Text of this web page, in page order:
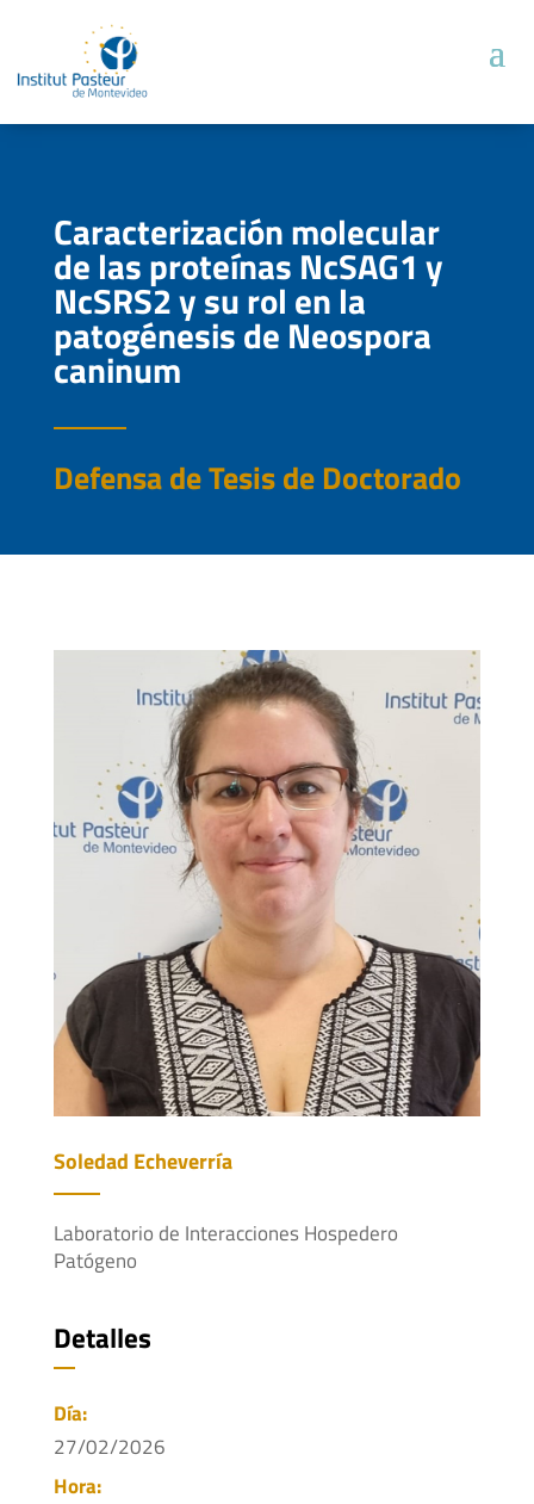
Caracterización molecular
de las proteínas NcSAG1 y
NcSRS2 y su rol en la
patogénesis de Neospora
caninum
Defensa de Tesis de Doctorado
Soledad Echeverría
Laboratorio de Interacciones Hospedero
Patógeno
Detalles
Día:
27/02/2026
Hora: